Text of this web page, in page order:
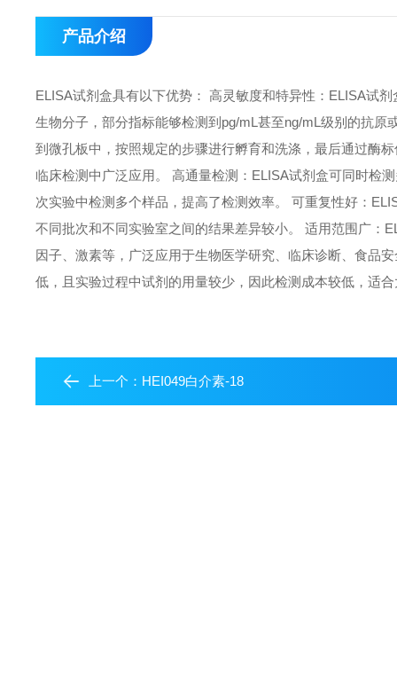
产品介绍
ELISA试剂盒具有以下优势： 高灵敏度和特异性：ELISA试
生物分子，部分指标能够检测到pg/mL甚至ng/mL级别的抗
到微孔板中，按照规定的步骤进行孵育和洗涤，最后通过酶
临床检测中广泛应用。 高通量检测：ELISA试剂盒可同时检
次实验中检测多个样品，提高了检测效率。 可重复性好：
不同批次和不同实验室之间的结果差异较小。 适用范围广：
因子、激素等，广泛应用于生物医学研究、临床诊断、食品
低，且实验过程中试剂的用量较少，因此检测成本较低，适
上一个： HEI049白介素-18